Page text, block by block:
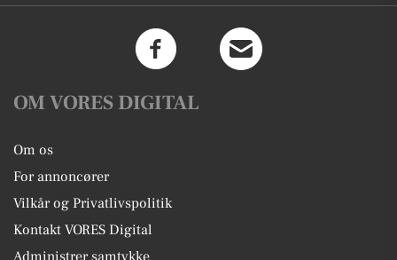
OM VORES DIGITAL
Om os
For annoncører
Vilkår og Privatlivspolitik
Kontakt VORES Digital
Administrer samtykke